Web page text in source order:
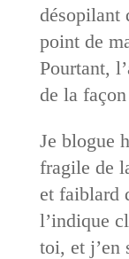
désopilant
point de
Pourtant,
de la
Je blogue
fragile de
et faiblard
l’indique
toi, et j’en